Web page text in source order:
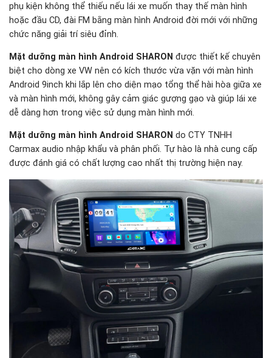
phụ kiện không thể thiếu nếu lái xe muốn thay thế màn hình
hoặc đầu CD, đài FM bằng màn hình Android đời mới với những
chức năng giải trí siêu đỉnh.
Mặt dưỡng màn hình Android SHARON được thiết kế chuyên
biệt cho dòng xe VW nên có kích thước vừa vặn với màn hình
Android 9inch khi lắp lên cho diện mạo tổng thể hài hòa giữa xe
và màn hình mới, không gây cảm giác gượng gạo và giúp lái xe
dễ dàng hơn trong việc sử dụng màn hình mới.
Mặt dưỡng màn hình Android SHARON do CTY TNHH
Carmax audio nhập khẩu và phân phối. Tự hào là nhà cung cấp
được đánh giá có chất lượng cao nhất thị trường hiện nay.